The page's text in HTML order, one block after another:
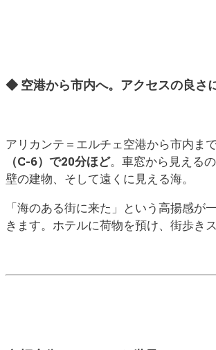
◆ 空港から市内へ。アクセスの良さ
アリカンテ＝エルチェ空港から市内まで
（C-6）で20分ほど。 車窓から見える
壁の建物、そして遠くに見える海。
「海のある街に来た」という高揚感が
きます。ホテルに荷物を預け、街歩きス